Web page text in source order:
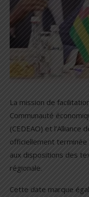
La mission de
Communauté
(CEDEAO) et l’Alliance
officiellement
aux dispositions des
régionale.
Cette date marque